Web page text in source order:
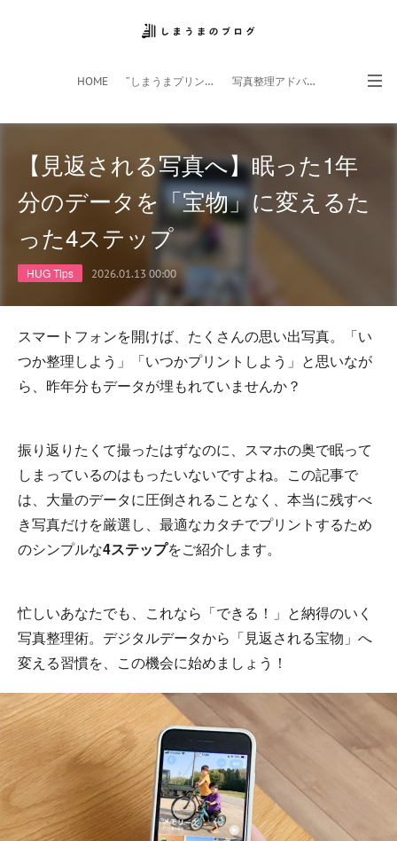
HOME ”しまうまプリント”サイト 写真整理アドバイザー
フォトライフ応援団 スマホアプリ
【見返される写真へ】眠った1年
分のデータを「宝物」に変えるた
った4ステップ
HUG Tips 2026.01.13 00:00
スマートフォンを開けば、たくさんの思い出写真。「い
つか整理しよう」「いつかプリントしよう」と思いなが
ら、昨年分もデータが埋もれていませんか？
振り返りたくて撮ったはずなのに、スマホの奥で眠って
しまっているのはもったいないですよね。この記事で
は、大量のデータに圧倒されることなく、本当に残すべ
き写真だけを厳選し、最適なカタチでプリントするため
のシンプルな4ステップをご紹介します。
忙しいあなたでも、これなら「できる！」と納得のいく
写真整理術。デジタルデータから「見返される宝物」へ
変える習慣を、この機会に始めましょう！